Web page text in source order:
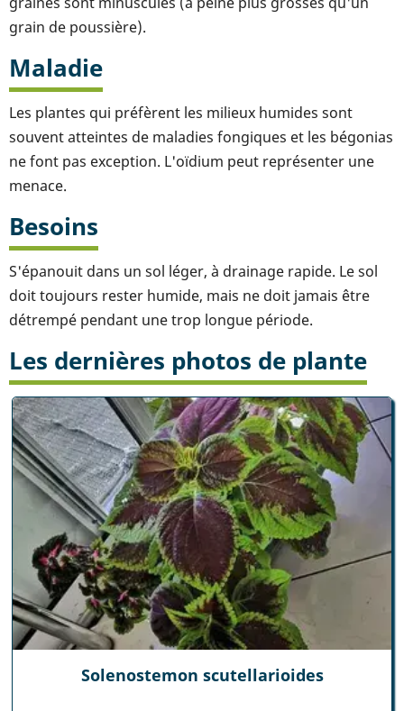
grain de poussière).
Maladie
Les plantes qui préfèrent les milieux humides sont
souvent atteintes de maladies fongiques et les bégonias
ne font pas exception. L'oïdium peut représenter une
menace.
Besoins
S'épanouit dans un sol léger, à drainage rapide. Le sol
doit toujours rester humide, mais ne doit jamais être
détrempé pendant une trop longue période.
Les dernières photos de plante
Solenostemon scutellarioides